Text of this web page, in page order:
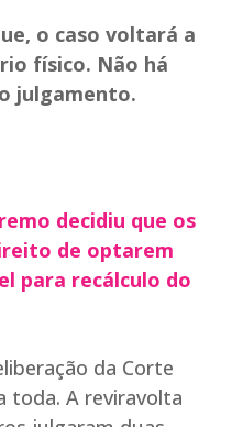
o caso voltará a
físico. Não há
julgamento.
decidiu que os
de optarem
para recálculo do
da Corte
toda. A reviravolta